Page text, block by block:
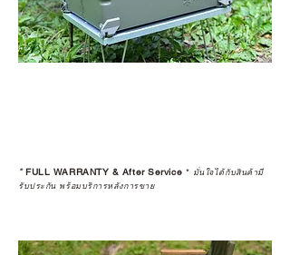
*FULL WARRANTY & After Service * มั่นใจได้กับสินค้ามี
รับประกัน พร้อมบริการหลังการขาย